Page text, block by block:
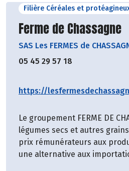
Filière Céréales et
Découvrir le producteur
Ferme de Chassagne
SAS Les FERMES de
05 45 29 57 18
https://
Le groupement FERME DE
légumes secs et autres
prix rémunérateurs aux
une alternative aux